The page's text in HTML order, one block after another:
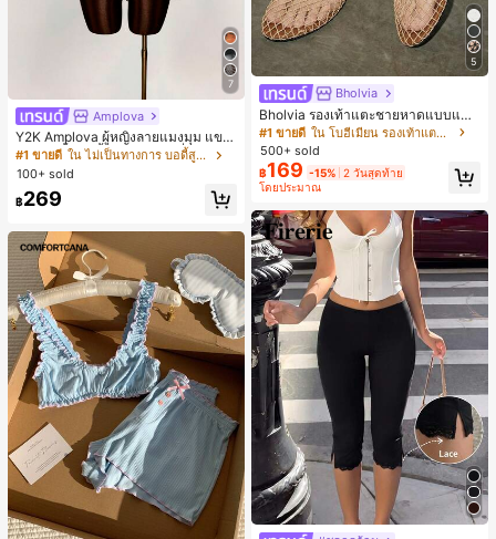
7
Amplova
Y2K Amplova ผู้หญิงลายแมงมุม แขน
ยาว คอตั้ง บอดี้สูท, สไตล์แฟชั่นดาร์ก
บอดี้สูทผู้หญิง บอดี้สูทฮาโลวีน บอดี้สูท
ลายใยแมงมุม
#1 ขายดี
ใน ไม่เป็นทางการ บอดี้สูทผู้หญิง
100+ sold
฿269
5
Bholvia
Bholvia รองเท้าแตะชายหาดแบบแบน
สบาย ๆ ลายฉลุมาใหม่สำหรับผู้หญิง
#1 ขายดี
ใน โบฮีเมียน รองเท้าแตะผู้หญิง
500+ sold
฿169 -15% 2 วันสุดท้าย
โดยประมาณ